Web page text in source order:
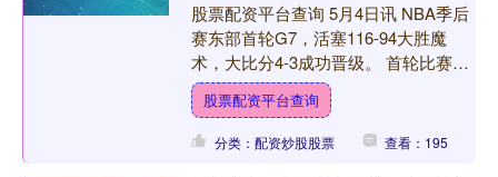
股票配资平台查询 5月4日讯 NBA季后
赛东部首轮G7，活塞116-94大胜魔
术，大比分4-3成功晋级。 首轮比赛，
活塞球员托拜亚斯·哈里斯表现出色股
票配资平台....
股票配资平台查询
分类：配资炒股股票 查看：195